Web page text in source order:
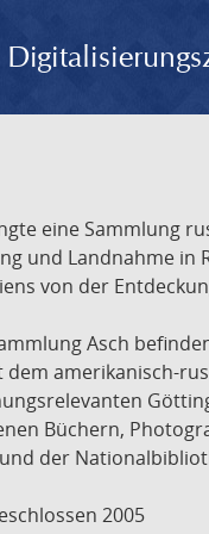
eine Sammlung
und Landnahme in
von der
Asch
amerikanisch-
Büchern,
der
2005